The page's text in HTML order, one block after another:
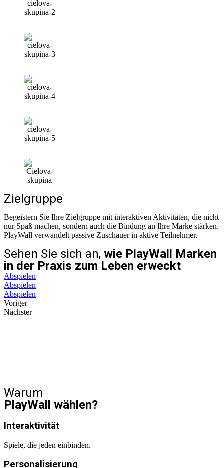
Zielgruppe
Begeistern Sie Ihre Zielgruppe mit interaktiven Aktivitäten, die nicht
nur Spaß machen, sondern auch die Bindung an Ihre Marke stärken.
PlayWall verwandelt passive Zuschauer in aktive Teilnehmer.
Sehen Sie sich an, wie PlayWall Marken
in der Praxis zum Leben erweckt
Abspielen
Abspielen
Abspielen
Voriger
Nächster
Warum
PlayWall wählen?
Interaktivität
Spiele, die jeden einbinden.
Personalisierung